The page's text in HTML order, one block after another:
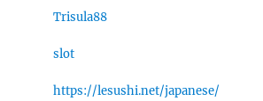
Trisula88
slot
https://lesushi.net/japanese/